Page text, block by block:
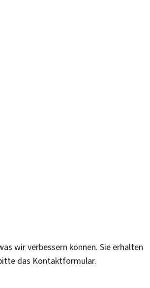
wir verbessern können. Sie erhalten
das Kontaktformular.